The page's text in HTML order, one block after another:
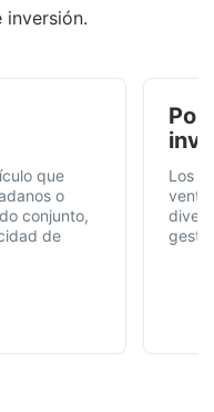
que
o
conjunto,
de
Por
Los